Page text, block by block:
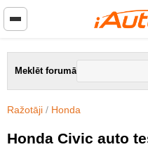
Meklēt forumā
Ražotāji / Honda
Honda Civic auto